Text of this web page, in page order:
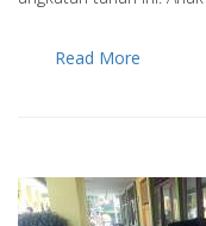
Read More